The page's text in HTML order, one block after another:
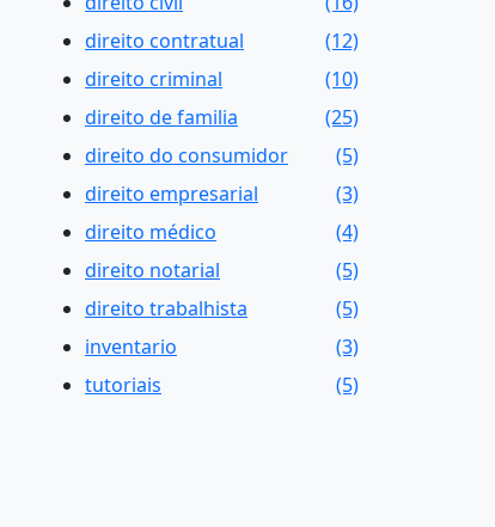
direito contratual
(12)
direito criminal
(10)
direito de familia
(25)
direito do consumidor
(5)
direito empresarial
(3)
direito médico
(4)
direito notarial
(5)
direito trabalhista
(5)
inventario
(3)
tutoriais
(5)